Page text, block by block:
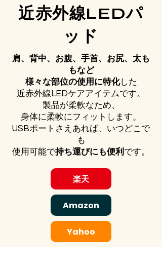
近赤外線LEDパ
ッド
肩、背中、お腹、手首、お尻、太も
もなど
様々な部位の使用に特化した
近赤外線LEDケアアイテムです。
製品が柔軟なため、
身体に柔軟にフィットします。
USBポートさえあれば、 いつどこで
も
使用可能で持ち運びにも便利 です。
楽天
Amazon
Yahoo